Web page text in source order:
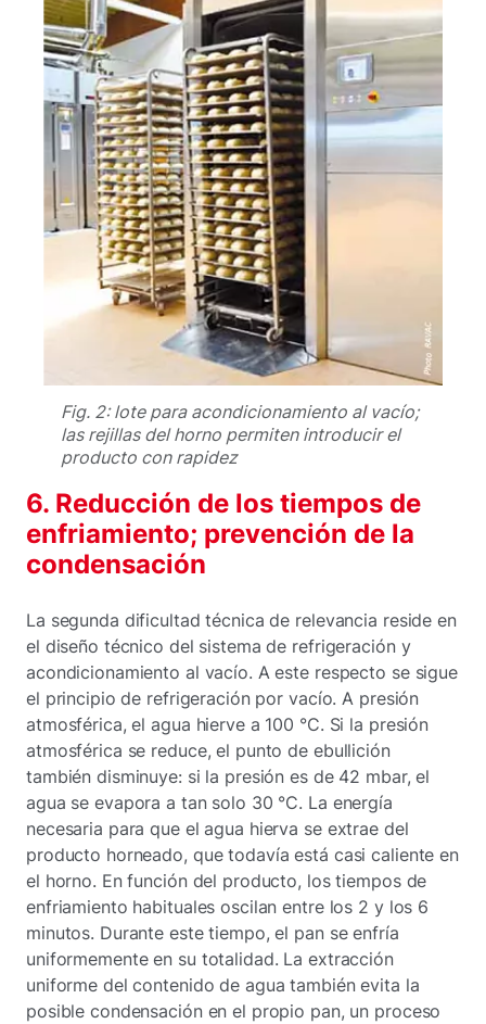
Fig. 2: lote para acondicionamiento al vacío;
las rejillas del horno permiten introducir el
producto con rapidez
6. Reducción de los tiempos de
enfriamiento; prevención de la
condensación
La segunda dificultad técnica de relevancia reside en
el diseño técnico del sistema de refrigeración y
acondicionamiento al vacío. A este respecto se sigue
el principio de refrigeración por vacío. A presión
atmosférica, el agua hierve a 100 °C. Si la presión
atmosférica se reduce, el punto de ebullición
también disminuye: si la presión es de 42 mbar, el
agua se evapora a tan solo 30 °C. La energía
necesaria para que el agua hierva se extrae del
producto horneado, que todavía está casi caliente en
el horno. En función del producto, los tiempos de
enfriamiento habituales oscilan entre los 2 y los 6
minutos. Durante este tiempo, el pan se enfría
uniformemente en su totalidad. La extracción
uniforme del contenido de agua también evita la
posible condensación en el propio pan, un proceso